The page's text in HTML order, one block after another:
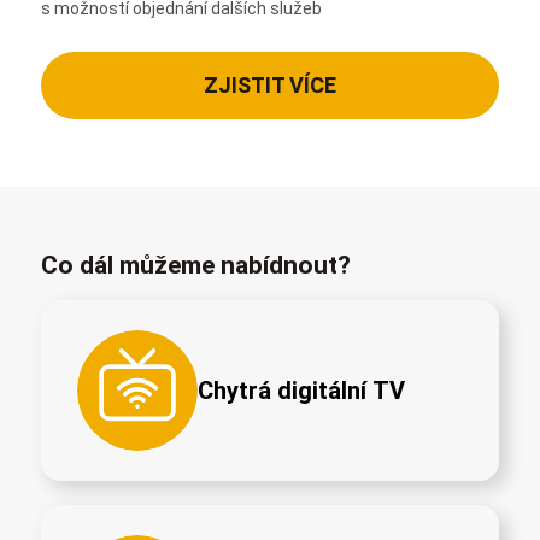
s možností objednání dalších služeb
ZJISTIT VÍCE
Co dál můžeme nabídnout?
Chytrá digitální TV